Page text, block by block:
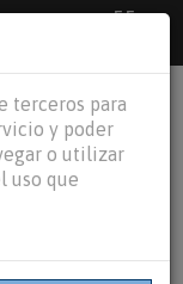
55
person shopping_cart
terceros para
y poder
o utilizar
uso que